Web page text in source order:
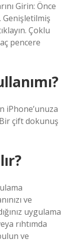
Girin: Önce
Çoklu
pencere
iPhone’unuza
Bir çift dokunuş
ve
uygulama
rıhtımda
ve